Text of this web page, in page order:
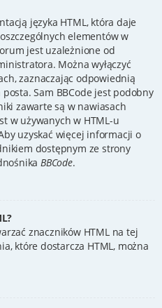
języka HTML, która daje
elementów w
jest uzależnione od
Można wyłączyć
zaznaczając odpowiednią
Sam BBCode jest podobny
zawarte są w nawiasach
w używanych w HTML-u
uzyskać więcej informacji o
dostępnym ze strony
BBCode.
znaczników HTML na tej
które dostarcza HTML, można